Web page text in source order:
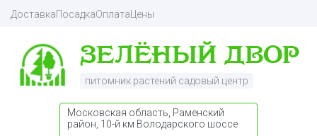
ДоставкаПосадкаОплата Цены
питомник растений садовый центр
Московская область, Раменский
район, 10-й км Володарского шоссе